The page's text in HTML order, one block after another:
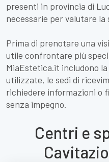
presenti in provincia di
necessarie per valutare la
Prima di prenotare una
utile confrontare più
MiaEstetica.it includono
utilizzate, le sedi di
richiedere informazioni o
senza impegno.
Centri e